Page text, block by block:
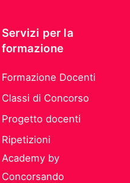
Servizi per la
formazione
Formazione Docenti
Classi di Concorso
Progetto docenti
Ripetizioni
Academy by
Concorsando